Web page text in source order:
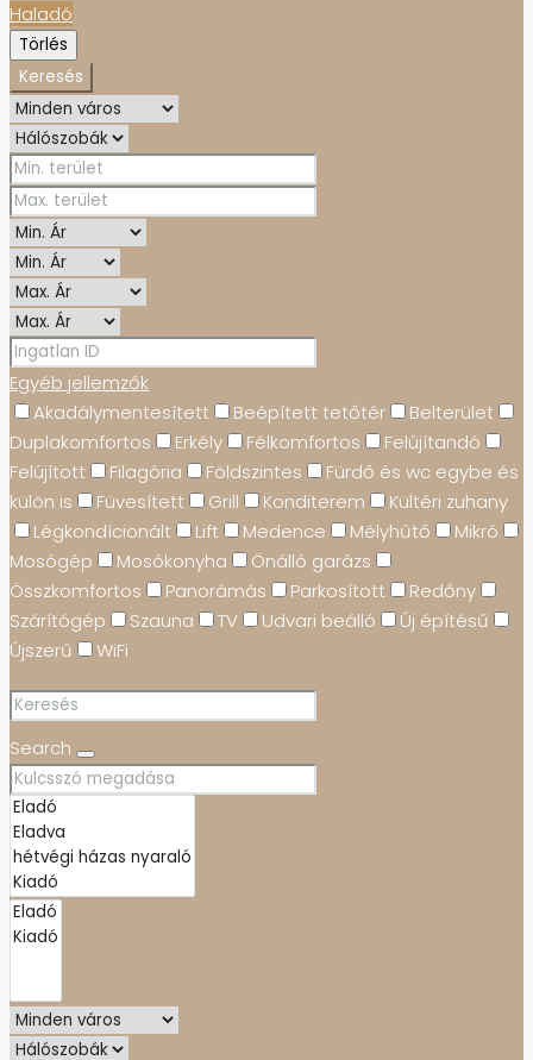
Haladó
Törlés
Keresés
Egyéb jellemzők
Akadálymentesített
Beépített tetőtér
Belterület
Duplakomfortos
Erkély Félkomfortos
Felújítandó
Felújított
Filagória Földszintes
Fürdő és wc egybe és
külön is
Füvesített Grill Konditerem
Kültéri zuhany
Légkondícionált
Lift Medence Mélyhűtő
Mikró
Mosógép
Mosókonyha
Önálló garázs
Összkomfortos
Panorámás Parkosított
Redőny
Szárítógép
Szauna TV Udvari beálló
Új építésű
Újszerű
WiFi
Search